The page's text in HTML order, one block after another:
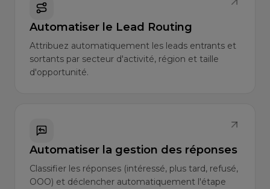
Automatiser le Lead Routing
Attribuez automatiquement les leads entrants et
sortants par secteur d'activité, région et taille
d'opportunité.
Automatiser la gestion des réponses
Classifier les réponses (intéressé, plus tard, refusé,
OOO) et déclencher automatiquement l'étape